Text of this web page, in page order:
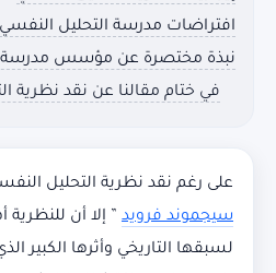
افتراضات مدرسة التحليل النفسي
نبذة مختصرة عن مؤسس مدرسة
في ختام مقالنا عن نقد نظرية
على رغم نقد نظرية التحليل
سيجموند فرويد ” إلا أن للنظرية
لسبقها التاريخي وأثرها الكبير